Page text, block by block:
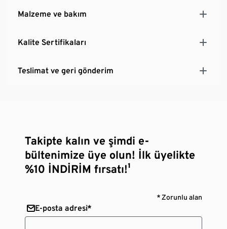
Malzeme ve bakım
Kalite Sertifikaları
Teslimat ve geri gönderim
Takipte kalın ve şimdi e-
bültenimize üye olun! İlk üyelikte
%10 İNDİRİM fırsatı!¹
* Zorunlu alan
E-posta adresi*